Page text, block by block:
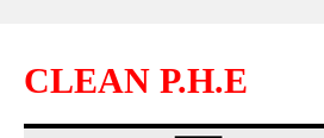
CLEAN P.H.E